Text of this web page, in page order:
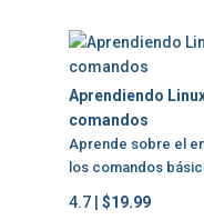
Aprendiendo
comandos
Aprende sobre el
los comandos
4.7 | $19.99